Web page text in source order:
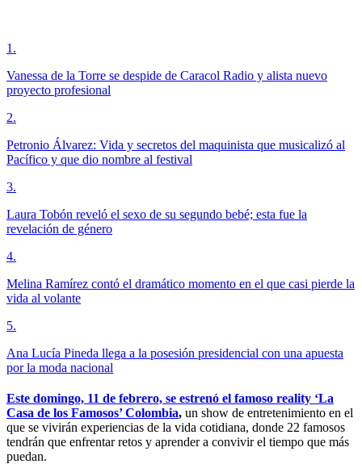
1 .
Vanessa de la Torre se despide de Caracol Radio y alista nuevo
proyecto profesional
2.
Petronio Álvarez: Vida y secretos del maquinista que musicalizó al
Pacífico y que dio nombre al festival
3.
Laura Tobón reveló el sexo de su segundo bebé; esta fue la
revelación de género
4.
Melina Ramírez contó el dramático momento en el que casi pierde la
vida al volante
5.
Ana Lucía Pineda llega a la posesión presidencial con una apuesta
por la moda nacional
Este domingo, 11 de febrero, se estrenó el famoso reality ‘La
Casa de los Famosos’ Colombia, un show de entretenimiento en el
que se vivirán experiencias de la vida cotidiana, donde 22 famosos
tendrán que enfrentar retos y aprender a convivir el tiempo que más
puedan.